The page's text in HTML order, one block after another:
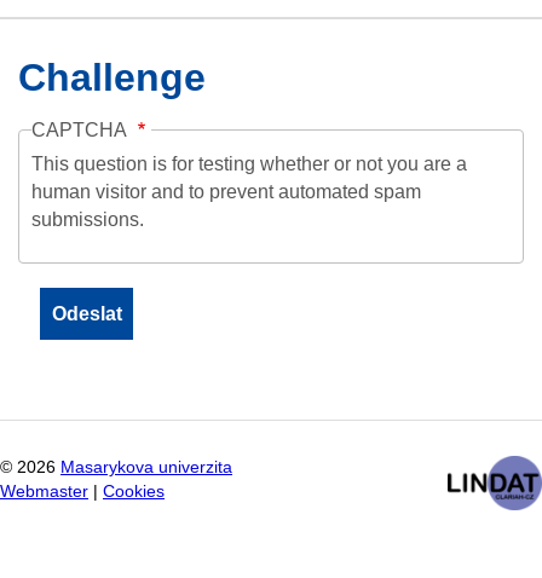
Challenge
CAPTCHA
This question is for testing whether or not you are a
human visitor and to prevent automated spam
submissions.
© 2026 Masarykova univerzita
Webmaster
Cookies